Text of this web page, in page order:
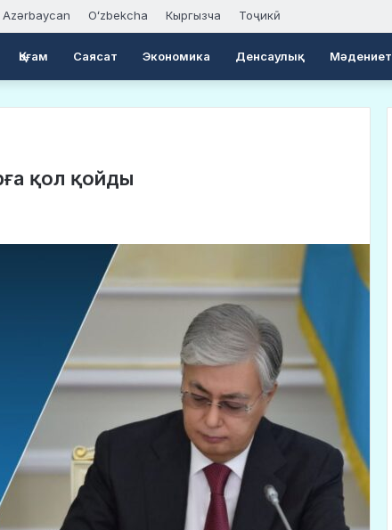
Azərbaycan Oʻzbekcha Кыргызча Тоҷикӣ
Қоғам Саясат Экономика Денсаулық Мәдениет
қол қойды